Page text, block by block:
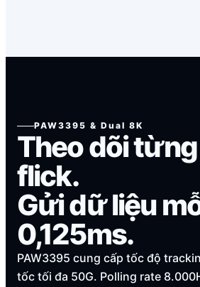
PAW3395 & Dual 8K
Theo dõi
flick.
Gửi dữ liệu
0,125ms.
PAW3395 cung cấp tốc độ
tốc tối đa 50G. Polling rate